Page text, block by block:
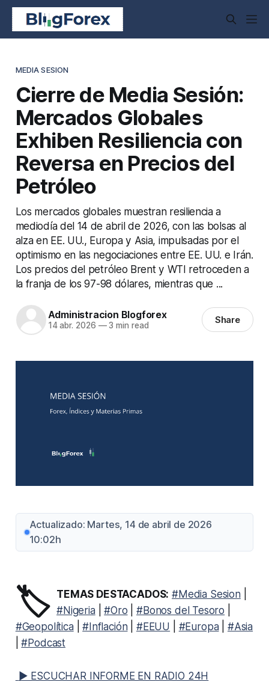
MEDIA SESION
Cierre de Media Sesión:
Mercados Globales
Exhiben Resiliencia con
Reversa en Precios del
Petróleo
Los mercados globales muestran resiliencia a
mediodía del 14 de abril de 2026, con las bolsas al
alza en EE. UU., Europa y Asia, impulsadas por el
optimismo en las negociaciones entre EE. UU. e Irán.
Los precios del petróleo Brent y WTI retroceden a
la franja de los 97-98 dólares, mientras que ...
Administracion Blogforex
14 abr. 2026 —3 min read Share
Actualizado: Martes, 14 de abril de 2026
10:02h
🏷️ TEMAS DESTACADOS: #Media Sesion|
#Nigeria|#Oro |#Bonos del Tesoro
#Geopolítica|#Inflación| #EEUU #Europa| #Asia
|#Podcast
▶ ESCUCHAR INFORME EN RADIO 24H